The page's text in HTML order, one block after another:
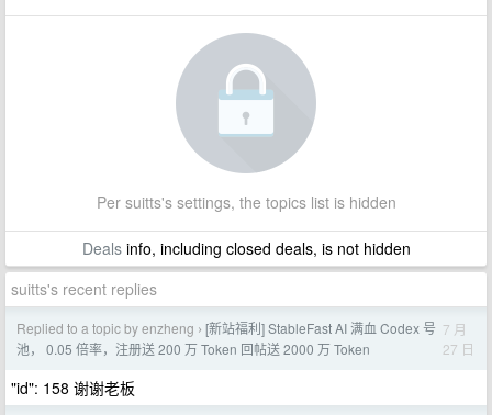
Per suitts's settings, the topics list is hidden
Dealsinfo, including closed deals, is not hidden
suitts's recent replies
Replied to a topic by enzheng › [新站福利] StableFast AI 满血 Codex 号
池， 0.05 倍率，注册送 200 万 Token 回帖送 2000 万 Token
7 月
27 日
"id": 158 谢谢老板